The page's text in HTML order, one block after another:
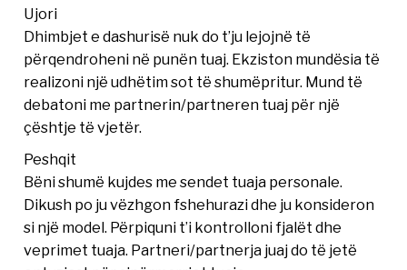
Ujori
Dhimbjet e dashurisë nuk do t’ju lejojnë të
përqendroheni në punën tuaj. Ekziston mundësia të
realizoni një udhëtim sot të shumëpritur. Mund të
debatoni me partnerin/partneren tuaj për një
çështje të vjetër.
Peshqit
Bëni shumë kujdes me sendet tuaja personale.
Dikush po ju vëzhgon fshehurazi dhe ju konsideron
si një model. Përpiquni t’i kontrolloni fjalët dhe
veprimet tuaja. Partneri/partnerja juaj do të jetë